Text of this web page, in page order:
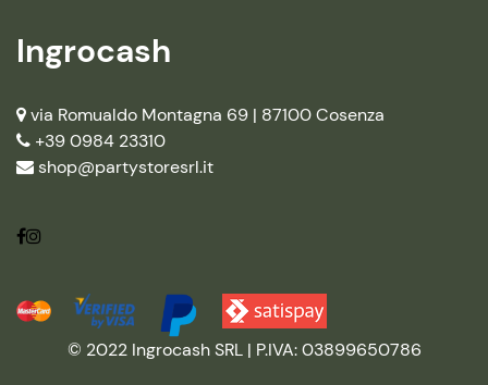
Ingrocash
via Romualdo Montagna 69 | 87100 Cosenza
+39 0984 23310
shop@partystoresrl.it
© 2022 Ingrocash SRL | P.IVA: 03899650786